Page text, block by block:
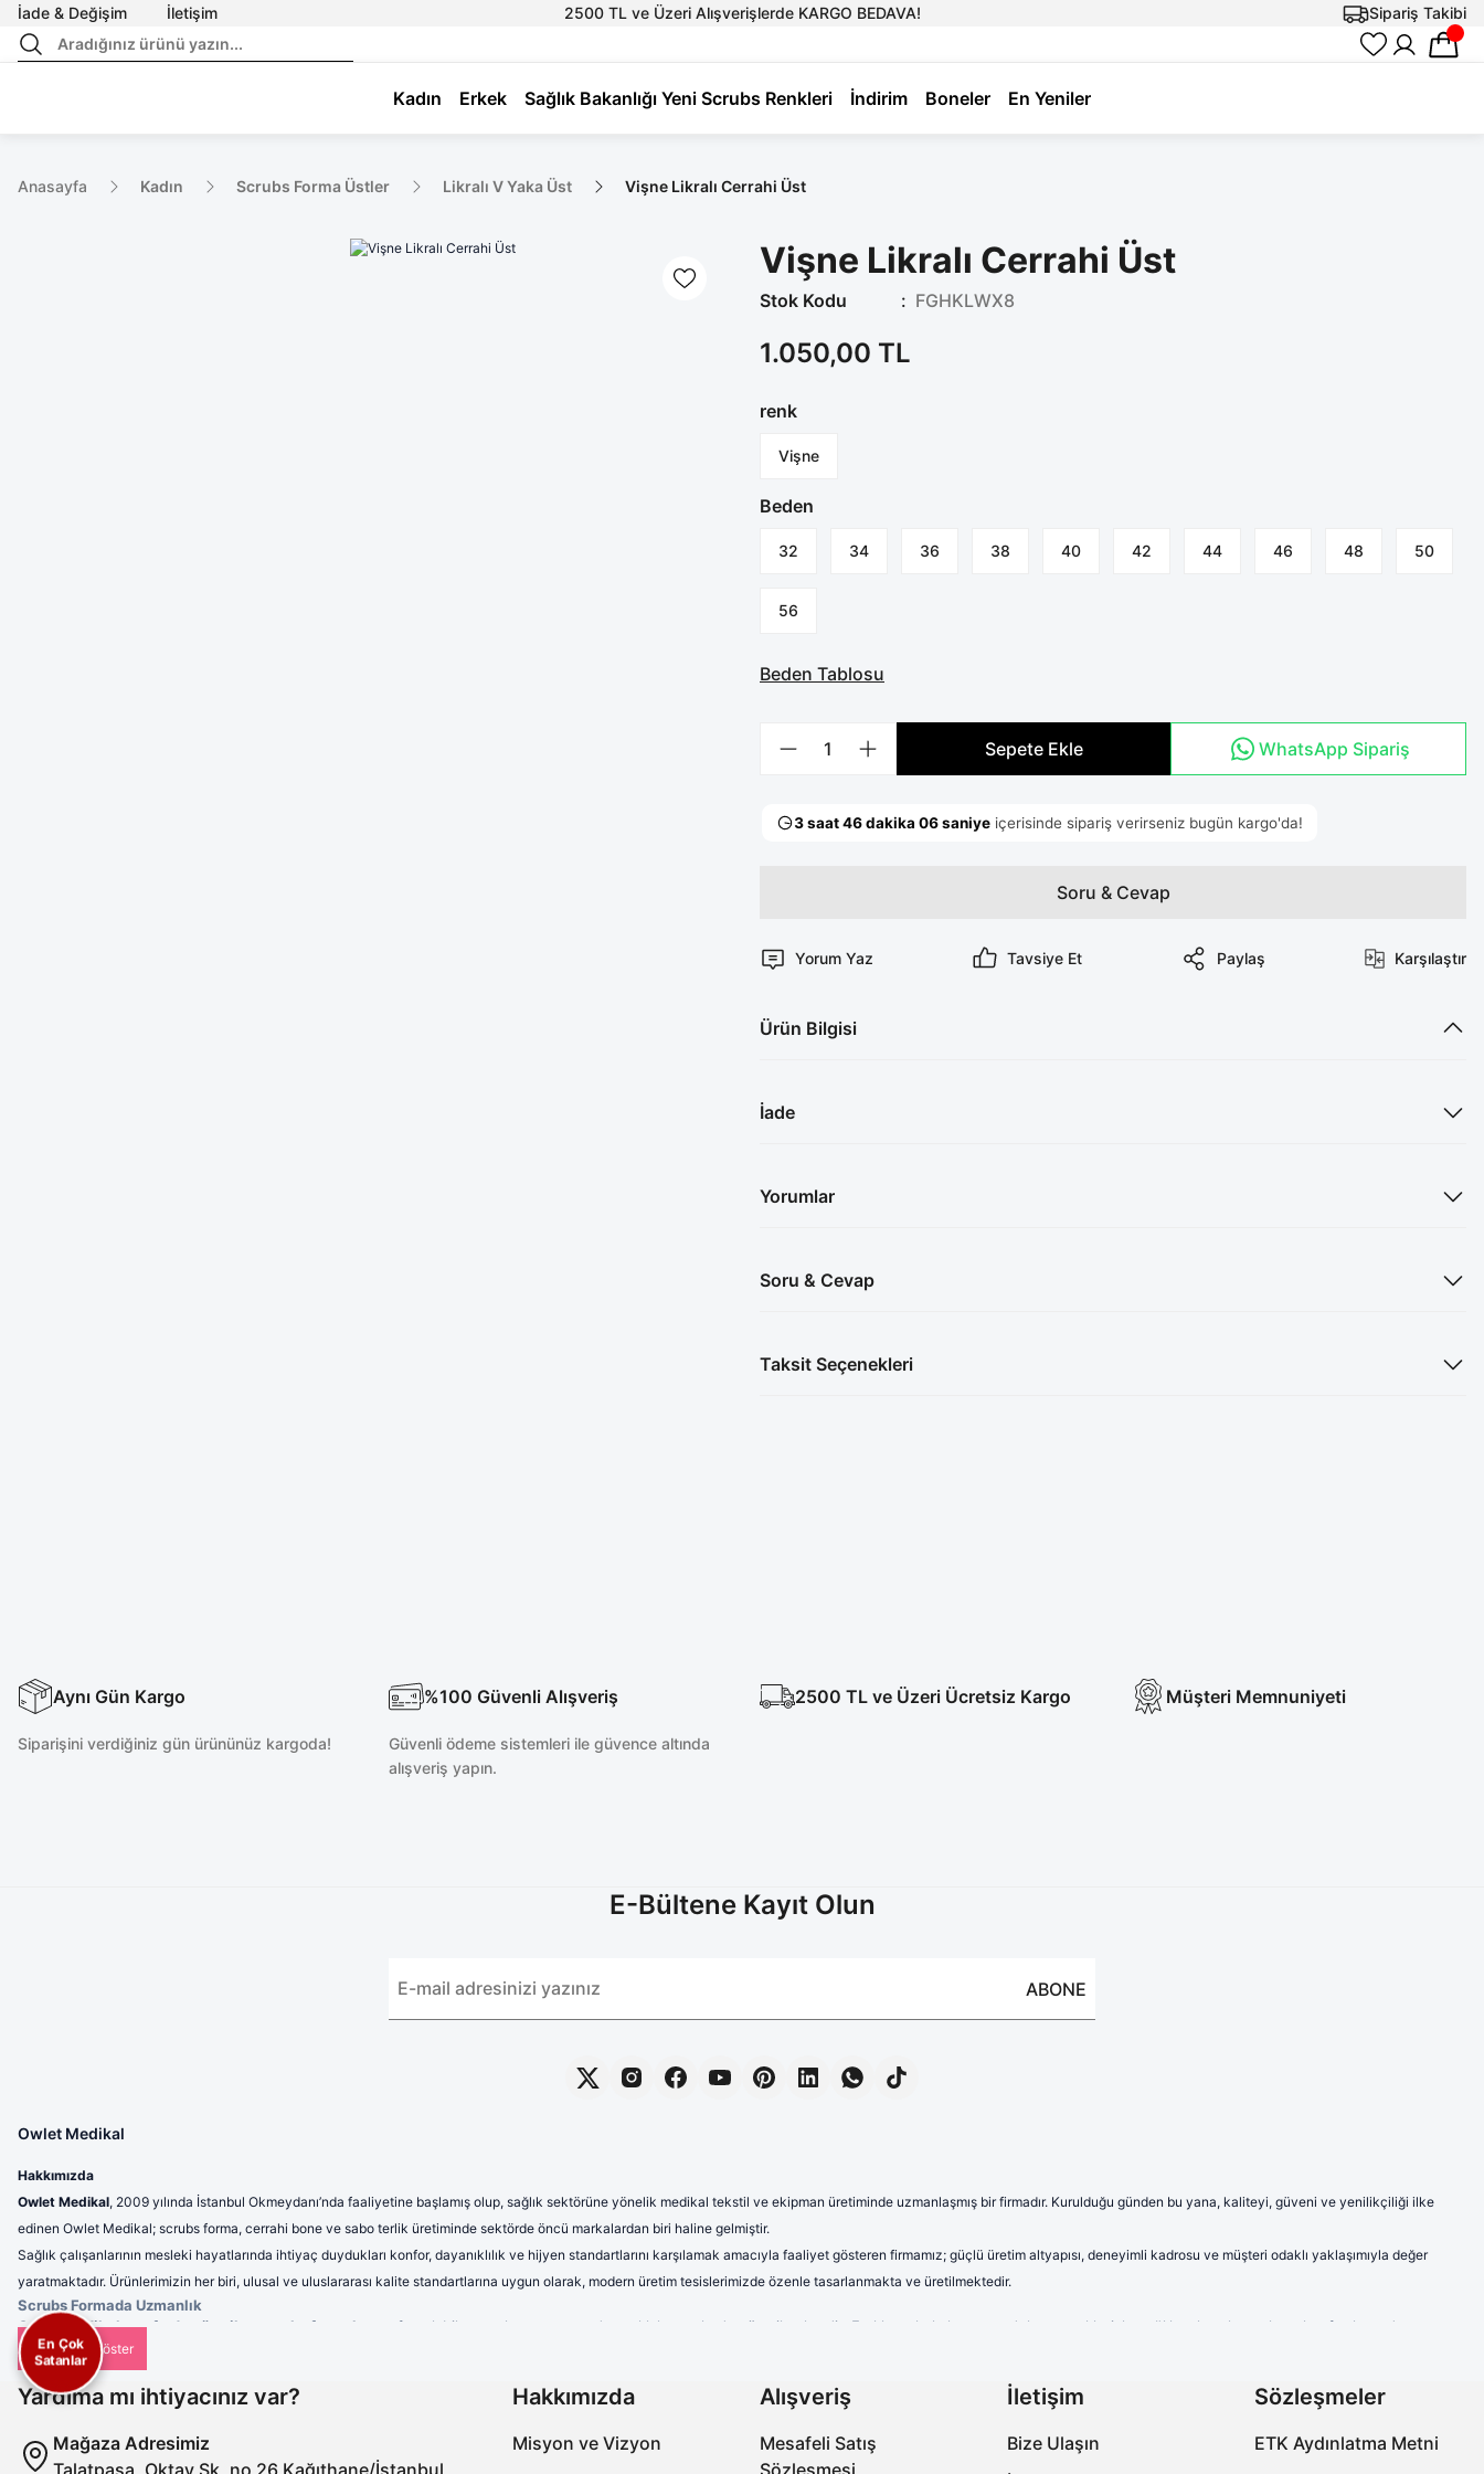
İade & Değişim İletişim 2500 TL ve Üzeri Alışverişlerde KARGO BEDAVA! Sipariş Takibi
Kadın Erkek Sağlık Bakanlığı Yeni Scrubs Renkleri İndirim Boneler En Yeniler
Anasayfa Kadın Scrubs Forma Üstler Likralı V Yaka Üst Vişne Likralı Cerrahi Üst
Vişne Likralı Cerrahi Üst
Stok Kodu FGHKLWX8
1.050,00 TL
renk
Vişne
Beden
32 34 36 38 40 42 44 46 48 50
56
Beden Tablosu
Sepete Ekle WhatsApp Sipariş
Soru & Cevap
Yorum Yaz Tavsiye Et Paylaş Karşılaştır
Ürün Bilgisi
İade
Yorumlar
Soru & Cevap
Taksit Seçenekleri
Aynı Gün Kargo
Siparişini verdiğiniz gün ürününüz kargoda!
%100 Güvenli Alışveriş
Güvenli ödeme sistemleri ile güvence altında
alışveriş yapın.
2500 TL ve Üzeri Ücretsiz Kargo Müşteri Memnuniyeti
E-Bültene Kayıt Olun
ABONE
Owlet Medikal
Hakkımızda
Owlet Medikal, 2009 yılında İstanbul Okmeydanı’nda faaliyetine başlamış olup, sağlık sektörüne yönelik medikal tekstil ve ekipman üretiminde uzmanlaşmış bir firmadır. Kurulduğu günden bu yana, kaliteyi, güveni ve yenilikçiliği ilke
edinen Owlet Medikal; scrubs forma, cerrahi bone ve sabo terlik üretiminde sektörde öncü markalardan biri haline gelmiştir.
Sağlık çalışanlarının mesleki hayatlarında ihtiyaç duydukları konfor, dayanıklılık ve hijyen standartlarını karşılamak amacıyla faaliyet gösteren firmamız; güçlü üretim altyapısı, deneyimli kadrosu ve müşteri odaklı yaklaşımıyla değer
yaratmaktadır. Ürünlerimizin her biri, ulusal ve uluslararası kalite standartlarına uygun olarak, modern üretim tesislerimizde özenle tasarlanmakta ve üretilmektedir.
Scrubs Formada Uzmanlık
Owlet Medikal tarafından üretilen scrubs formalar
; nefes alabilen, terletmeyen ve dayanıklı kumaşlardan üretilmektedir. Farklı renk, kalıp ve model seçenekleriyle sağlık çalışanlarına hem konfor hem de
profesyonel bir görünüm sunulmaktadır. Ergonomik tasarımı sayesinde uzun saatler boyunca rahat kullanım sağlayan formalarımız, aynı zamanda modern ve şık çizgileriyle sektörde fark yaratmaktadır.
Cerrahi Bonelerde Hijyen ve Rahatlık
Hijyenin en kritik unsurlardan biri olduğu sağlık sektöründe, cerrahi bonelerimiz yüksek kalite standartları gözetilerek üretilmektedir. Nefes alabilen ve ter emici kumaşlardan imal edilen ürünlerimiz, uzun süreli
kullanımlarda dahi maksimum konfor sunar. Tek renk seçeneklerinin yanı sıra, farklı desen ve tasarımlarla çeşitlendirilen cerrahi boneler, sağlık çalışanlarının kişisel tercihlerine de hitap etmektedir.
Uzun saatler boyunca ayakta çalışan sağlık personeli için ürettiğimiz sabo terlikler, ergonomik tasarımları, ortopedik taban yapıları ve kaymaz özellikleriyle öne çıkmaktadır. Ayak sağlığını koruyan, yorgunluğu
Yardıma mı ihtiyacınız var?
Mağaza Adresimiz
Talatpaşa, Oktay Sk, no 26 Kağıthane/İstanbul
Hakkımızda
Misyon ve Vizyon
Alışveriş
Mesafeli Satış
Sözleşmesi
İletişim
Bize Ulaşın
Sözleşmeler
ETK Aydınlatma Metni
En Çok
Satanlar